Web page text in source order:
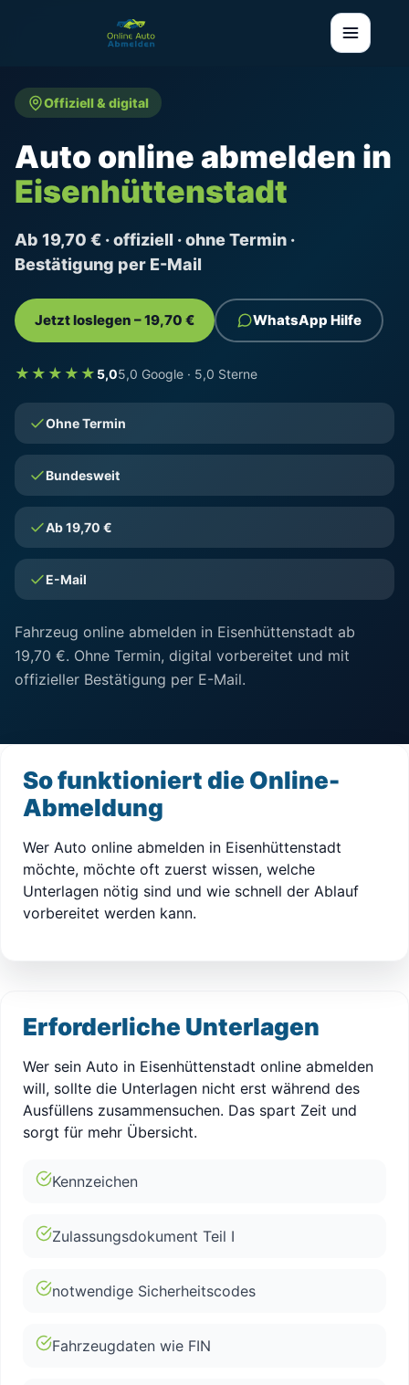
Offiziell & digital
Auto online abmelden in
Eisenhüttenstadt
Ab 19,70 € · offiziell · ohne Termin ·
Bestätigung per E-Mail
Jetzt loslegen – 19,70 € WhatsApp Hilfe
★★★★★ 5,05,0 Google · 5,0 Sterne
Ohne Termin
Bundesweit
Ab 19,70 €
E-Mail
Fahrzeug online abmelden in Eisenhüttenstadt ab
19,70 €. Ohne Termin, digital vorbereitet und mit
offizieller Bestätigung per E-Mail.
So funktioniert die Online-
Abmeldung
Wer Auto online abmelden in Eisenhüttenstadt
möchte, möchte oft zuerst wissen, welche
Unterlagen nötig sind und wie schnell der Ablauf
vorbereitet werden kann.
Erforderliche Unterlagen
Wer sein Auto in Eisenhüttenstadt online abmelden
will, sollte die Unterlagen nicht erst während des
Ausfüllens zusammensuchen. Das spart Zeit und
sorgt für mehr Übersicht.
Kennzeichen
Zulassungsdokument Teil I
notwendige Sicherheitscodes
Fahrzeugdaten wie FIN